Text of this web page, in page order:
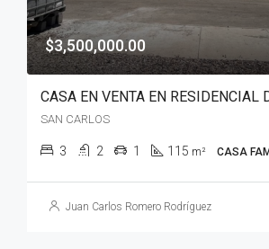
$3,500,000.00
SAN CARLOS
3 2 1 115 m² CASA
Juan Carlos Romero Rodríguez